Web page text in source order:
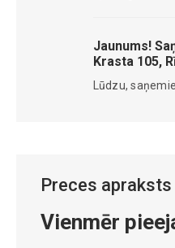
Jaunums!
Krasta 105,
Lūdzu,
Preces apraksts
Vienmēr